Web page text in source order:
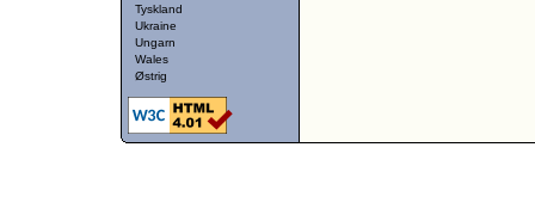
Tyskland
Ukraine
Ungarn
Wales
Østrig